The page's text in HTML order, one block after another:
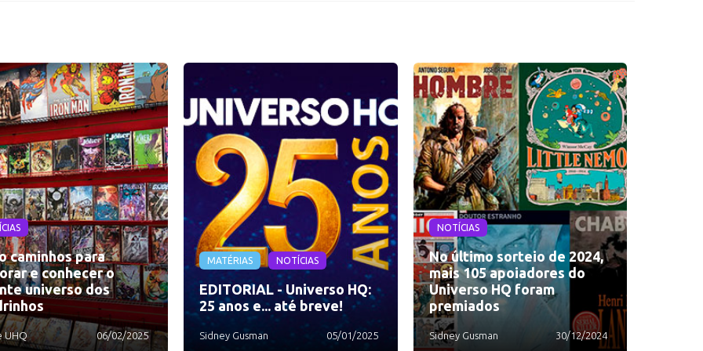
caminhos para
e conhecer o
universo dos
UHQ 06/02/2025
MATÉRIAS NOTÍCIAS
EDITORIAL - Universo HQ:
25 anos e... até breve!
Sidney Gusman 05/01/2025
NOTÍCIAS
No último sorteio de 2024,
mais 105 apoiadores do
Universo HQ foram
premiados
Sidney Gusman 30/12/2024